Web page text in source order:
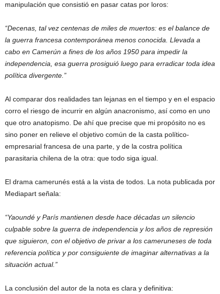
manipulación que consistió en pasar catas por loros:
“Decenas, tal vez centenas de miles de muertos: es el balance de
la guerra francesa contemporánea menos conocida. Llevada a
cabo en Camerún a fines de los años 1950 para impedir la
independencia, esa guerra prosiguió luego para erradicar toda idea
política divergente.”
Al comparar dos realidades tan lejanas en el tiempo y en el espacio
corro el riesgo de incurrir en algún anacronismo, así como en uno
que otro anatopismo. De ahí que precise que mi propósito no es
sino poner en relieve el objetivo común de la casta político-
empresarial francesa de una parte, y de la costra política
parasitaria chilena de la otra: que todo siga igual.
El drama camerunés está a la vista de todos. La nota publicada por
Mediapart señala:
“Yaoundé y París mantienen desde hace décadas un silencio
culpable sobre la guerra de independencia y los años de represión
que siguieron, con el objetivo de privar a los cameruneses de toda
referencia política y por consiguiente de imaginar alternativas a la
situación actual.”
La conclusión del autor de la nota es clara y definitiva: